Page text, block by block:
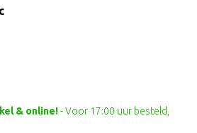
& online!- Voor 17:00 uur besteld,